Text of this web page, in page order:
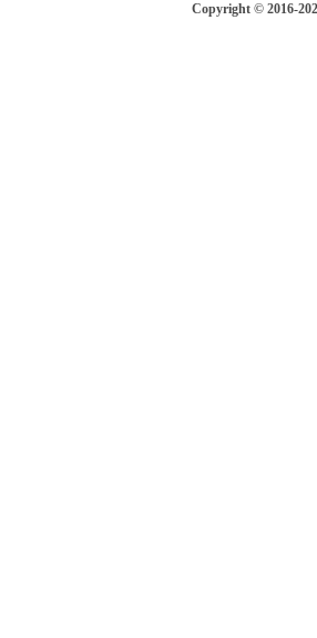
Copyright © 2016-